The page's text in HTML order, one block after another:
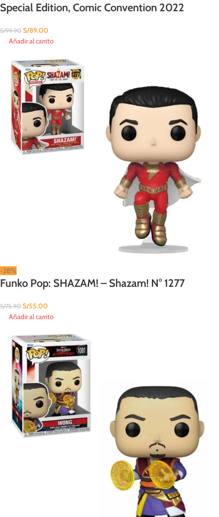
Special Edition, Comic Convention 2022
S/99.90 S/89.00
Añadir al carrito
-28%
Funko Pop: SHAZAM! – Shazam! N° 1277
S/75.90 S/55.00
Añadir al carrito